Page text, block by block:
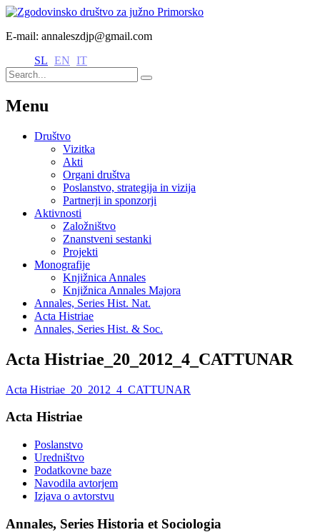
E-mail: annaleszdjp@gmail.com
SL EN IT
Menu
Društvo
Vizitka
Akti
Organi društva
Poslanstvo, strategija in vizija
Partnerji in sponzorji
Aktivnosti
Založništvo
Znanstveni sestanki
Projekti
Monografije
Knjižnica Annales
Knjižnica Annales Majora
Annales, Series Hist. Nat.
Acta Histriae
Annales, Series Hist. & Soc.
Acta Histriae_20_2012_4_CATTUNAR
Acta Histriae_20_2012_4_CATTUNAR
Acta Histriae
Poslanstvo
Uredništvo
Podatkovne baze
Navodila avtorjem
Izjava o avtorstvu
Annales, Series Historia et Sociologia